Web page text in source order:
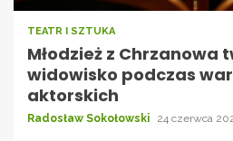
TEATR I SZTUKA
Młodzież z Chrzanowa
widowisko podczas
aktorskich
Radosław Sokołowski 24 czerwca